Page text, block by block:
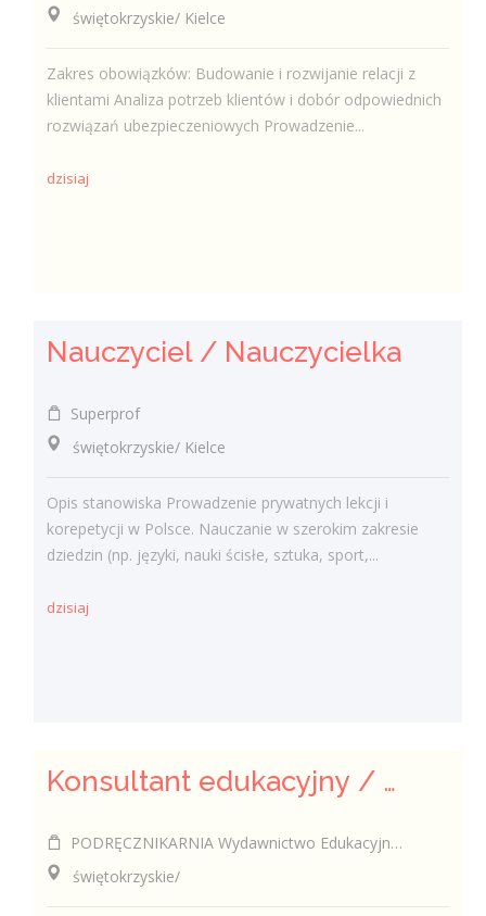
świętokrzyskie/ Kielce
Zakres obowiązków: Budowanie i rozwijanie relacji z
klientami Analiza potrzeb klientów i dobór odpowiednich
rozwiązań ubezpieczeniowych Prowadzenie...
dzisiaj
Nauczyciel / Nauczycielka
Superprof
świętokrzyskie/ Kielce
Opis stanowiska Prowadzenie prywatnych lekcji i
korepetycji w Polsce. Nauczanie w szerokim zakresie
dziedzin (np. języki, nauki ścisłe, sztuka, sport,...
dzisiaj
Konsultant edukacyjny / Konsultantka edukacyjna
PODRĘCZNIKARNIA Wydawnictwo Edukacyjne Sp. z o.o.
świętokrzyskie/